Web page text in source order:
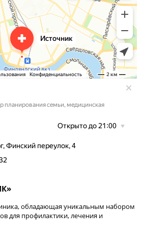
обладающая уникальным набором
для профилактики, лечения и